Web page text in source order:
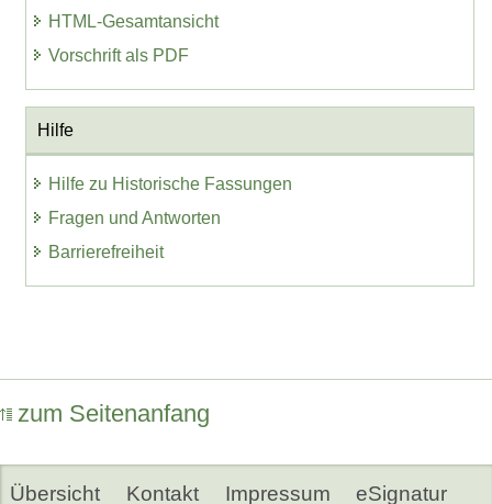
HTML-Gesamtansicht
Vorschrift als PDF
Hilfe
Hilfe zu Historische Fassungen
Fragen und Antworten
Barrierefreiheit
zum Seitenanfang
Übersicht Kontakt Impressum eSignatur